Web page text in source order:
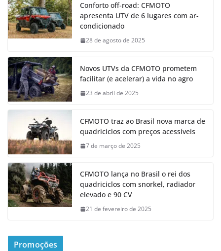
Conforto off-road: CFMOTO
apresenta UTV de 6 lugares com ar-
condicionado
28 de agosto de 2025
Novos UTVs da CFMOTO prometem
facilitar (e acelerar) a vida no agro
23 de abril de 2025
CFMOTO traz ao Brasil nova marca de
quadriciclos com preços acessíveis
7 de março de 2025
CFMOTO lança no Brasil o rei dos
quadriciclos com snorkel, radiador
elevado e 90 CV
21 de fevereiro de 2025
Promoções